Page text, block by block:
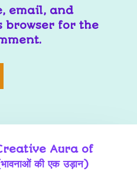
email, and
browser for the